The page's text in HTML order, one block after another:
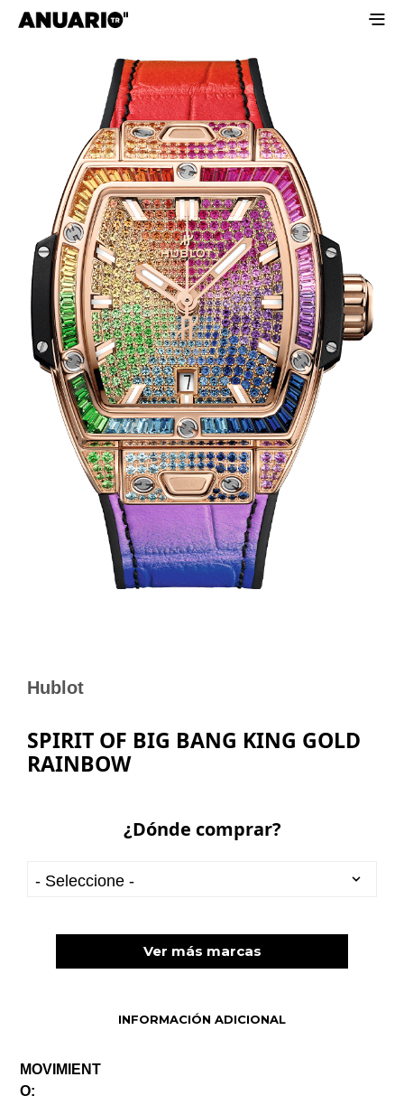
Hublot
SPIRIT OF BIG BANG KING GOLD
RAINBOW
¿Dónde comprar?
Ver más marcas
INFORMACIÓN ADICIONAL
MOVIMIENT
O: